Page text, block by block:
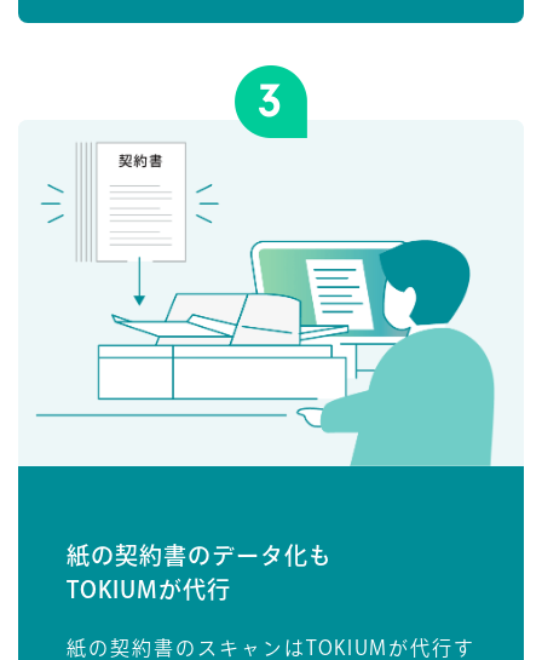
紙の契約書のデータ化も
TOKIUMが代行
紙の契約書のスキャンはTOKIUMが代行す